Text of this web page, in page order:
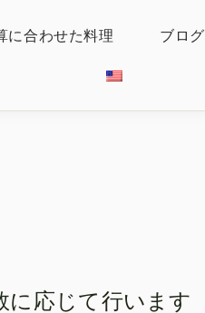
に合わせた料理 ブログ
に応じて行います